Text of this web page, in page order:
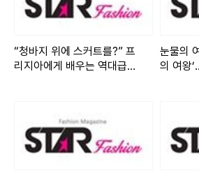
매력을 담아냈다.
공개된 사진 속 백지헌은 블랙 컬러의 슬
용해 청순하면서도 시크한 분위기를 연
특히 감각적인 스타일링과 더불어 사진
“청바지 위에 스커트를?” 프
리지아에게 배우는 역대급
눈물의
의 여왕